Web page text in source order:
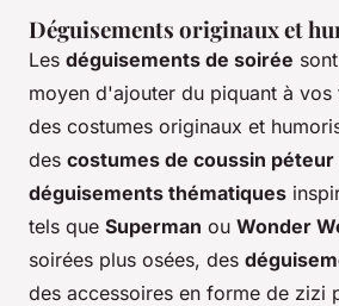
Déguisements originaux et
Les déguisements de soirée
moyen d'ajouter du piquant à
des costumes originaux et
des costumes de coussin péteur
déguisements thématiques
tels que Superman ou Wonder
soirées plus osées, des
des accessoires en forme de zizi